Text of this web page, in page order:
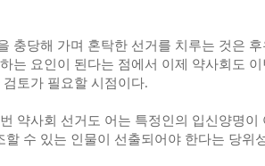
충당해 가며 혼탁한 선거를 치루는 것은
는 요인이 된다는 점에서 이제 약사회도
토가 필요할 시점이다.
약사회 선거도 어는 특정인의 입신양명이
할 수 있는 인물이 선출되어야 한다는 당위